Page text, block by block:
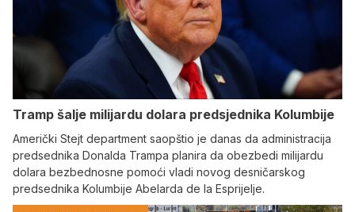
Tramp šalje milijardu dolara predsjednika Kolumbije
Američki Stejt department saopštio je danas da administracija
predsednika Donalda Trampa planira da obezbedi milijardu
dolara bezbednosne pomoći vladi novog desničarskog
predsednika Kolumbije Abelarda de la Esprijelje.